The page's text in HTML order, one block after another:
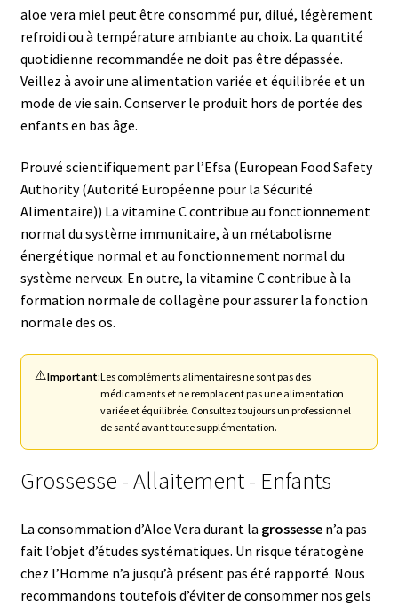
aloe vera miel peut être consommé pur, dilué, légèrement
refroidi ou à température ambiante au choix. La quantité
quotidienne recommandée ne doit pas être dépassée.
Veillez à avoir une alimentation variée et équilibrée et un
mode de vie sain. Conserver le produit hors de portée des
enfants en bas âge.
Prouvé scientifiquement par l’Efsa (European Food Safety
Authority (Autorité Européenne pour la Sécurité
Alimentaire)) La vitamine C contribue au fonctionnement
normal du système immunitaire, à un métabolisme
énergétique normal et au fonctionnement normal du
système nerveux. En outre, la vitamine C contribue à la
formation normale de collagène pour assurer la fonction
normale des os.
⚠️Important:Les compléments alimentaires ne sont pas des
médicaments et ne remplacent pas une alimentation
variée et équilibrée. Consultez toujours un professionnel
de santé avant toute supplémentation.
Grossesse - Allaitement - Enfants
La consommation d’Aloe Vera durant la grossessen’a pas
fait l’objet d’études systématiques. Un risque tératogène
chez l’Homme n’a jusqu’à présent pas été rapporté. Nous
recommandons toutefois d’éviter de consommer nos gels